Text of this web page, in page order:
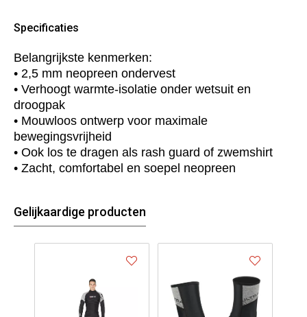
Specificaties
Belangrijkste kenmerken:
• 2,5 mm neopreen ondervest
• Verhoogt warmte‑isolatie onder wetsuit en
droogpak
• Mouwloos ontwerp voor maximale
bewegingsvrijheid
• Ook los te dragen als rash guard of zwemshirt
• Zacht, comfortabel en soepel neopreen
Gelijkaardige producten